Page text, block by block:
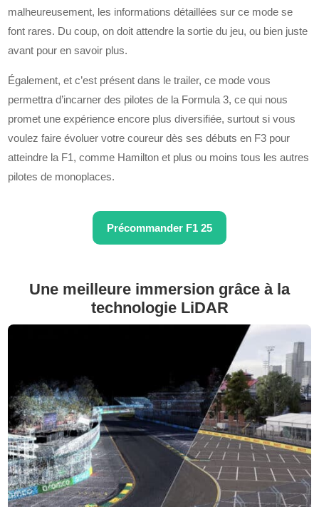
malheureusement, les informations détaillées sur ce mode se
font rares. Du coup, on doit attendre la sortie du jeu, ou bien juste
avant pour en savoir plus.
Également, et c’est présent dans le trailer, ce mode vous
permettra d’incarner des pilotes de la Formula 3, ce qui nous
promet une expérience encore plus diversifiée, surtout si vous
voulez faire évoluer votre coureur dès ses débuts en F3 pour
atteindre la F1, comme Hamilton et plus ou moins tous les autres
pilotes de monoplaces.
Précommander F1 25
Une meilleure immersion grâce à la
technologie LiDAR